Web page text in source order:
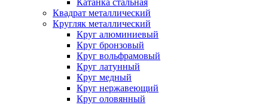
Катанка стальная
Квадрат металлический
Кругляк металлический
Круг алюминиевый
Круг бронзовый
Круг вольфрамовый
Круг латунный
Круг медный
Круг нержавеющий
Круг оловянный